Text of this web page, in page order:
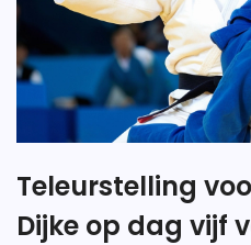
Teleurstelling
Dijke op dag vijf